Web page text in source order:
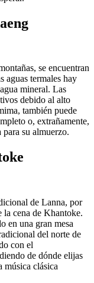
se encuentran
aguas termales hay
mineral. Las
debido al alto
también puede
o, extrañamente,
su almuerzo.
de Lanna, por
la cena de Khantoke.
en una gran mesa
del norte de
con el
de dónde elijas
música clásica